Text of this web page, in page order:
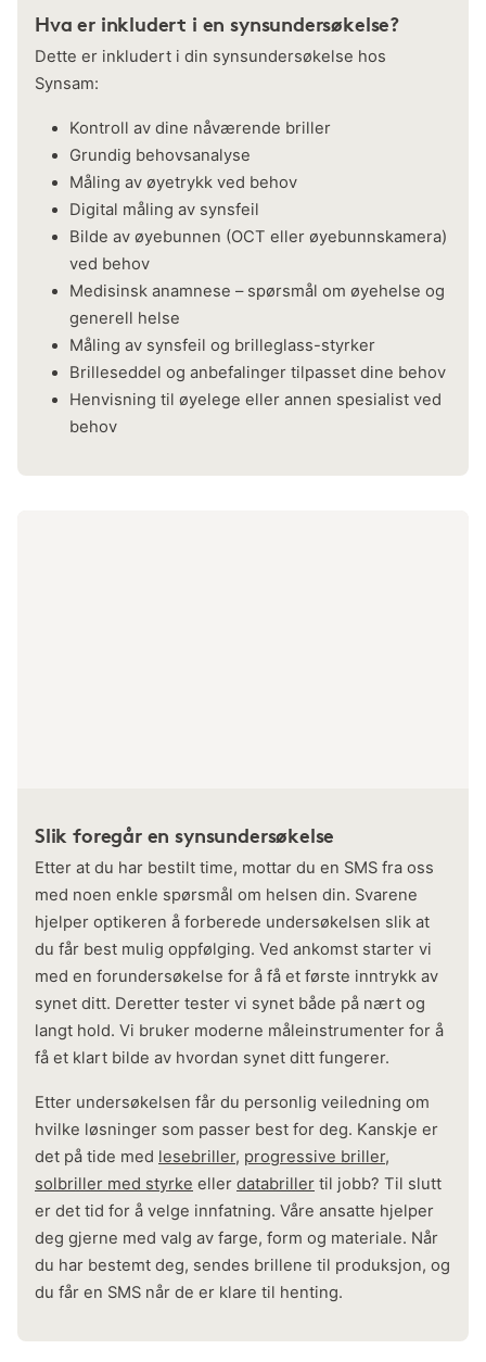
Hva er inkludert i en synsundersøkelse?
Dette er inkludert i din synsundersøkelse hos
Synsam:
Kontroll av dine nåværende briller
Grundig behovsanalyse
Måling av øyetrykk ved behov
Digital måling av synsfeil
Bilde av øyebunnen (OCT eller øyebunnskamera)
ved behov
Medisinsk anamnese – spørsmål om øyehelse og
generell helse
Måling av synsfeil og brilleglass-styrker
Brilleseddel og anbefalinger tilpasset dine behov
Henvisning til øyelege eller annen spesialist ved
behov
Slik foregår en synsundersøkelse
Etter at du har bestilt time, mottar du en SMS fra oss
med noen enkle spørsmål om helsen din. Svarene
hjelper optikeren å forberede undersøkelsen slik at
du får best mulig oppfølging. Ved ankomst starter vi
med en forundersøkelse for å få et første inntrykk av
synet ditt. Deretter tester vi synet både på nært og
langt hold. Vi bruker moderne måleinstrumenter for å
få et klart bilde av hvordan synet ditt fungerer.
Etter undersøkelsen får du personlig veiledning om
hvilke løsninger som passer best for deg. Kanskje er
det på tide med lesebriller, progressive briller,
solbriller med styrke eller databriller til jobb? Til slutt
er det tid for å velge innfatning. Våre ansatte hjelper
deg gjerne med valg av farge, form og materiale. Når
du har bestemt deg, sendes brillene til produksjon, og
du får en SMS når de er klare til henting.